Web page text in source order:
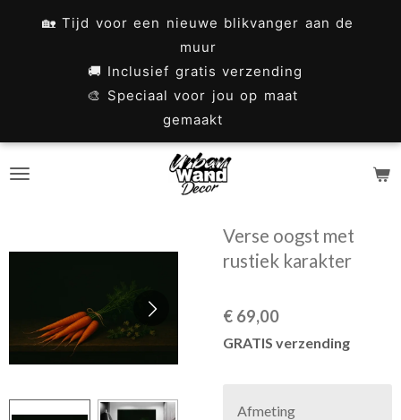
🏡 Tijd voor een nieuwe blikvanger aan de
muur
🚚 Inclusief gratis verzending
🎨 Speciaal voor jou op maat
gemaakt
Verse oogst met
rustiek karakter
€ 69,00
GRATIS verzending
Afmeting